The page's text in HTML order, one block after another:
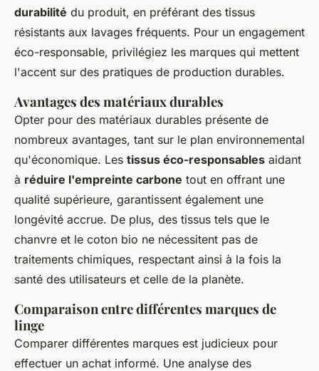
durabilité du produit, en préférant des tissus
résistants aux lavages fréquents. Pour un engagement
éco-responsable, privilégiez les marques qui mettent
l'accent sur des pratiques de production durables.
Avantages des matériaux durables
Opter pour des matériaux durables présente de
nombreux avantages, tant sur le plan environnemental
qu'économique. Les tissus éco-responsables aidant
à réduire l'empreinte carbone tout en offrant une
qualité supérieure, garantissent également une
longévité accrue. De plus, des tissus tels que le
chanvre et le coton bio ne nécessitent pas de
traitements chimiques, respectant ainsi à la fois la
santé des utilisateurs et celle de la planète.
Comparaison entre différentes marques de
linge
Comparer différentes marques est judicieux pour
effectuer un achat informé. Une analyse des